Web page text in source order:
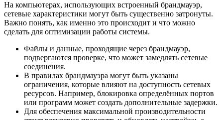
На компьютерах, использующих встроенный брандмауэр,
сетевые характеристики могут быть существенно затронуты.
Важно понять, как именно это происходит и что можно
сделать для оптимизации работы системы.
Файлы и данные, проходящие через брандмауэр,
подвергаются проверке, что может замедлять сетевые
соединения.
В правилах брандмауэра могут быть указаны
ограничения, которые влияют на доступность сетевых
ресурсов. Например, блокировка определённых портов
или программ может создать дополнительные задержки.
Для обеспечения максимальной производительности